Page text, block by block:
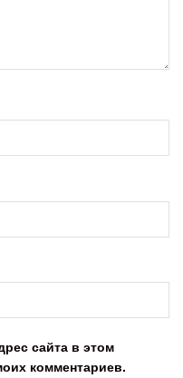
сайта в этом
комментариев.